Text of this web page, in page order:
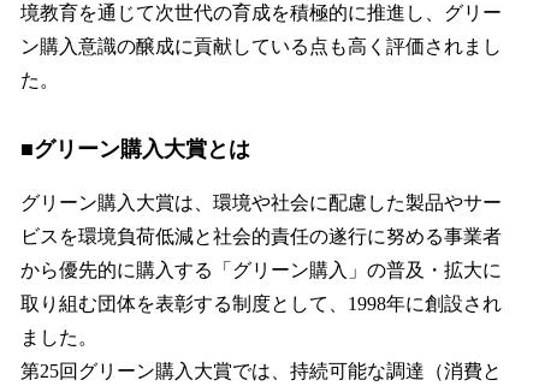
境教育を通じて次世代の育成を積極的に推進し、グリー
ン購入意識の醸成に貢献している点も高く評価されまし
た。
■グリーン購入大賞とは
グリーン購入大賞は、環境や社会に配慮した製品やサー
ビスを環境負荷低減と社会的責任の遂行に努める事業者
から優先的に購入する「グリーン購入」の普及・拡大に
取り組む団体を表彰する制度として、1998年に創設され
ました。
第25回グリーン購入大賞では、持続可能な調達（消費と